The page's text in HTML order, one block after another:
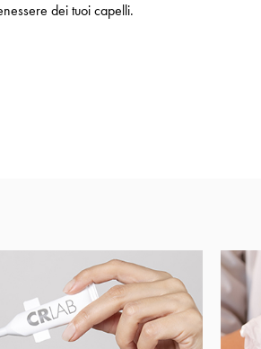
dei tuoi capelli.